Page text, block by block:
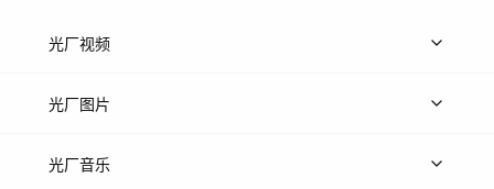
光厂视频
上传视频
光厂图片
上传图片
光厂音乐